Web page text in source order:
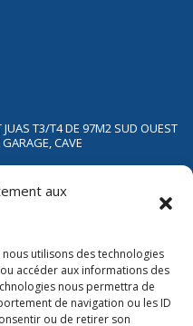
aux
utilisons des technologies
accéder aux informations des
nous permettra de
de navigation ou les ID
ou de retirer son
JUAS T3/T4 DE 97M2 SUD OUEST
CAVE